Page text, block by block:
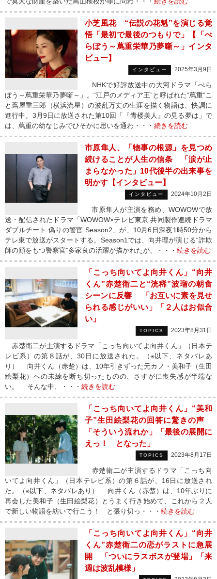
小芝風花 “伝説の花魁”を演じる覚
悟「最初で最後のつもりで」【「べ
らぼう～蔦重栄華乃夢噺～」インタ
ビュー】
インタビュー 2025年3月9日
NHKで好評放送中の大河ドラマ「べら
ぼう～蔦重栄華乃夢噺～」。“江戸のメディア王”と呼ばれた“蔦重”こ
と蔦屋重三郎（横浜流星）の波乱万丈の生涯を描く物語は、快調に
進行中。3月9日に放送された第10回「『青楼美人』の見る夢は」で
は、蔦重の幼なじみでひそかに思いを通わ・・・ 続きを読む
市原隼人、「物事の根源」を見つめ
続けることが人生の信条 「涙が止
まらなかった」10代後半の出来事を
明かす【インタビュー】
インタビュー 2024年10月2日
市原隼人が主演を務め、WOWOWで放
送・配信されたドラマ「WOWOW×テレビ東京 共同製作連続ドラマ
ダブルチート 偽りの警官 Season2」が、10月6日深夜1時50分から
テレ東で放送がスタートする。Season1では、向井理が演じる“詐欺
師の顔をもつ警察官”多家良の活躍が描かれたが、・・・ 続きを読む
「こっち向いてよ向井くん」“向井
くん”赤楚衛二と“洸稀”波瑠の朝食
シーンに反響 「お互いに素を見せ
られる感じがいい」「２人はお似合
い」
TOPICS 2023年8月31日
赤楚衛二が主演するドラマ「こっち向いてよ向井くん」（日本テ
レビ系）の第８話が、30日に放送された。（※以下、ネタバレあ
り） 向井くん（赤楚）は、10年引きずった元カノ・美和子（生田
絵梨花）への未練を断ち切ったものの、さすがに喪失感が半端な
い。 そんな中、・・・ 続きを読む
「こっち向いてよ向井くん」“美和
子”生田絵梨花の回答に驚きの声
「そういう流れか」「最後の展開に
えっ！ となった」
TOPICS 2023年8月17日
赤楚衛二が主演するドラマ「こっち向
いてよ向井くん」（日本テレビ系）の第６話が、16日に放送され
た。（※以下、ネタバレあり） 向井くん（赤楚）は、10年ぶりに
再会した美和子（生田絵梨花）とうまく行き始めて、これから２人
で新しい物語を紡いで行こう！ と張り切っ・・・ 続きを読む
「こっち向いてよ向井くん」“向井
くん”赤楚衛二の恋がラストに急展
開 「ついにラスボスが登場」「来
週は波乱模様」